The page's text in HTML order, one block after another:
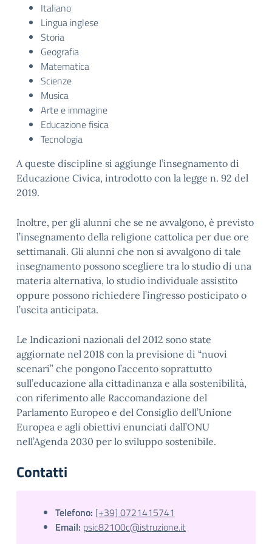
Italiano
Lingua inglese
Storia
Geografia
Matematica
Scienze
Musica
Arte e immagine
Educazione fisica
Tecnologia
A queste discipline si aggiunge l’insegnamento di
Educazione Civica, introdotto con la legge n. 92 del
2019.
Inoltre, per gli alunni che se ne avvalgono, è previsto
l’insegnamento della religione cattolica per due ore
settimanali. Gli alunni che non si avvalgono di tale
insegnamento possono scegliere tra lo studio di una
materia alternativa, lo studio individuale assistito
oppure possono richiedere l’ingresso posticipato o
l’uscita anticipata.
Le Indicazioni nazionali del 2012 sono state
aggiornate nel 2018 con la previsione di “nuovi
scenari” che pongono l’accento soprattutto
sull’educazione alla cittadinanza e alla sostenibilità,
con riferimento alle Raccomandazione del
Parlamento Europeo e del Consiglio dell’Unione
Europea e agli obiettivi enunciati dall’ONU
nell’Agenda 2030 per lo sviluppo sostenibile.
Contatti
Telefono: [+39] 0721415741
Email: psic82100c@istruzione.it